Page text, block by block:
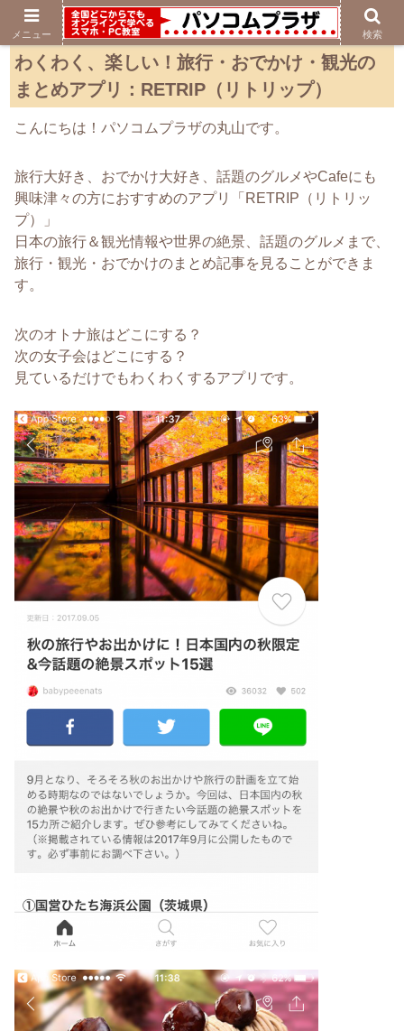
わくわく、楽しい！旅行・おでかけ・観光の
まとめアプリ：RETRIP（リトリップ）
こんにちは！パソコムプラザの丸山です。
旅行大好き、おでかけ大好き、話題のグルメやCafeにも
興味津々の方におすすめのアプリ「RETRIP（リトリッ
プ）」
日本の旅行＆観光情報や世界の絶景、話題のグルメまで、
旅行・観光・おでかけのまとめ記事を見ることができま
す。
次のオトナ旅はどこにする？
次の女子会はどこにする？
見ているだけでもわくわくするアプリです。
メニュー 検索